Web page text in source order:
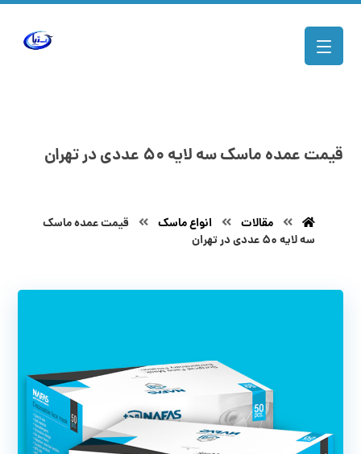
قیمت عمده ماسک سه لایه ۵۰ عددی در تهران
مقالات انواع ماسک
قیمت عمده ماسک
سه لایه ۵۰ عددی در تهران